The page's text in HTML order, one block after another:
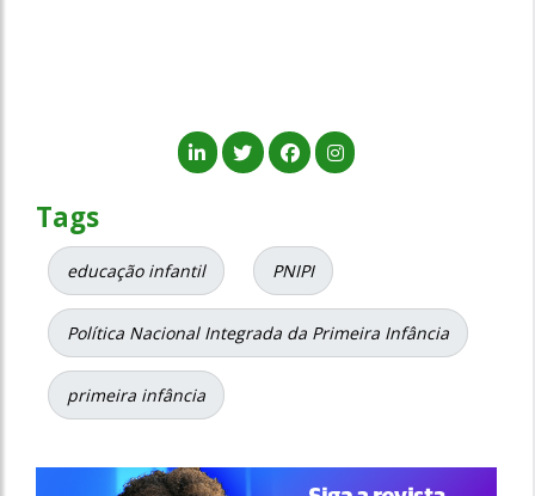
Tags
educação infantil PNIPI
Política Nacional Integrada da Primeira Infância
primeira infância